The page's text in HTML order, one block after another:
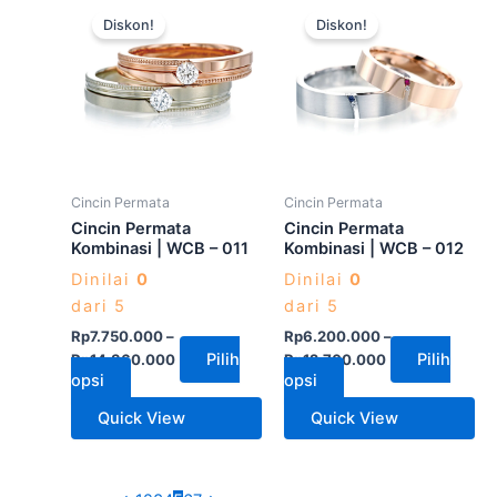
Diskon!
Cincin Permata
Cincin Permata
Kombinasi | WCB – 011
Dinilai 0
dari 5
Rp7.750.000–
Rp14.360.000
Pilih
opsi
ini
memiliki
beberapa
varian.
di
halaman
Quick View
Diskon!
Cincin Permata
Cincin Permata
Kombinasi | WCB – 012
Dinilai 0
dari 5
Rp6.200.000–
Rp12.700.000
Pilih
opsi
ini
memiliki
beberapa
varian.
Pilihan
di
halaman
Quick View